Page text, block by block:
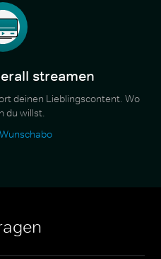
streamen
deinen Lieblingscontent. Wo
du willst.